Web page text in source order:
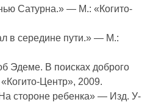
Сатурна.» — М.: «Когито-
в середине пути.» — М.:
Эдеме. В поисках доброго
Центр», 2009.
стороне ребенка» — Изд. У-